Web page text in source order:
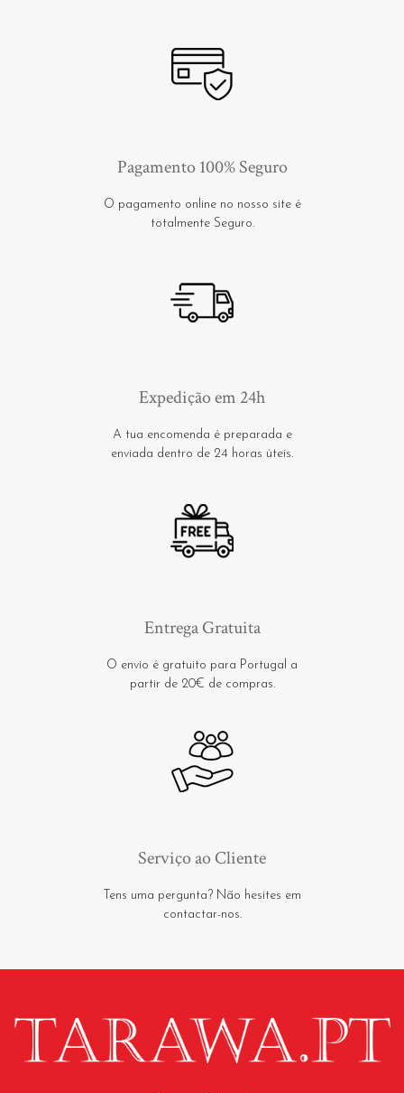
Pagamento 100% Seguro
O pagamento online no nosso site é
totalmente Seguro.
Expedição em 24h
A tua encomenda é preparada e
enviada dentro de 24 horas úteis.
Entrega Gratuita
O envio é gratuito para Portugal a
partir de 20€ de compras.
Serviço ao Cliente
Tens uma pergunta? Não hesites em
contactar-nos.